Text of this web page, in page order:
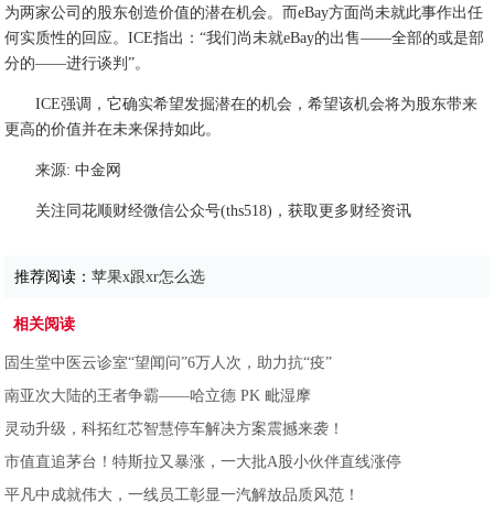
为两家公司的股东创造价值的潜在机会。而eBay方面尚未就此事作出任
何实质性的回应。ICE指出：“我们尚未就eBay的出售――全部的或是部
分的――进行谈判”。
ICE强调，它确实希望发掘潜在的机会，希望该机会将为股东带来
更高的价值并在未来保持如此。
来源: 中金网
关注同花顺财经微信公众号(ths518)，获取更多财经资讯
推荐阅读：苹果x跟xr怎么选
相关阅读
固生堂中医云诊室“望闻问”6万人次，助力抗“疫”
南亚次大陆的王者争霸——哈立德 PK 毗湿摩
灵动升级，科拓红芯智慧停车解决方案震撼来袭！
市值直追茅台！特斯拉又暴涨，一大批A股小伙伴直线涨停
平凡中成就伟大，一线员工彰显一汽解放品质风范！